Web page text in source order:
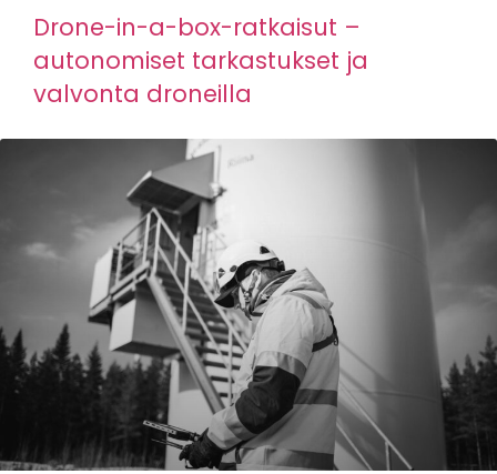
Drone-in-a-box-ratkaisut –
autonomiset tarkastukset ja
valvonta droneilla